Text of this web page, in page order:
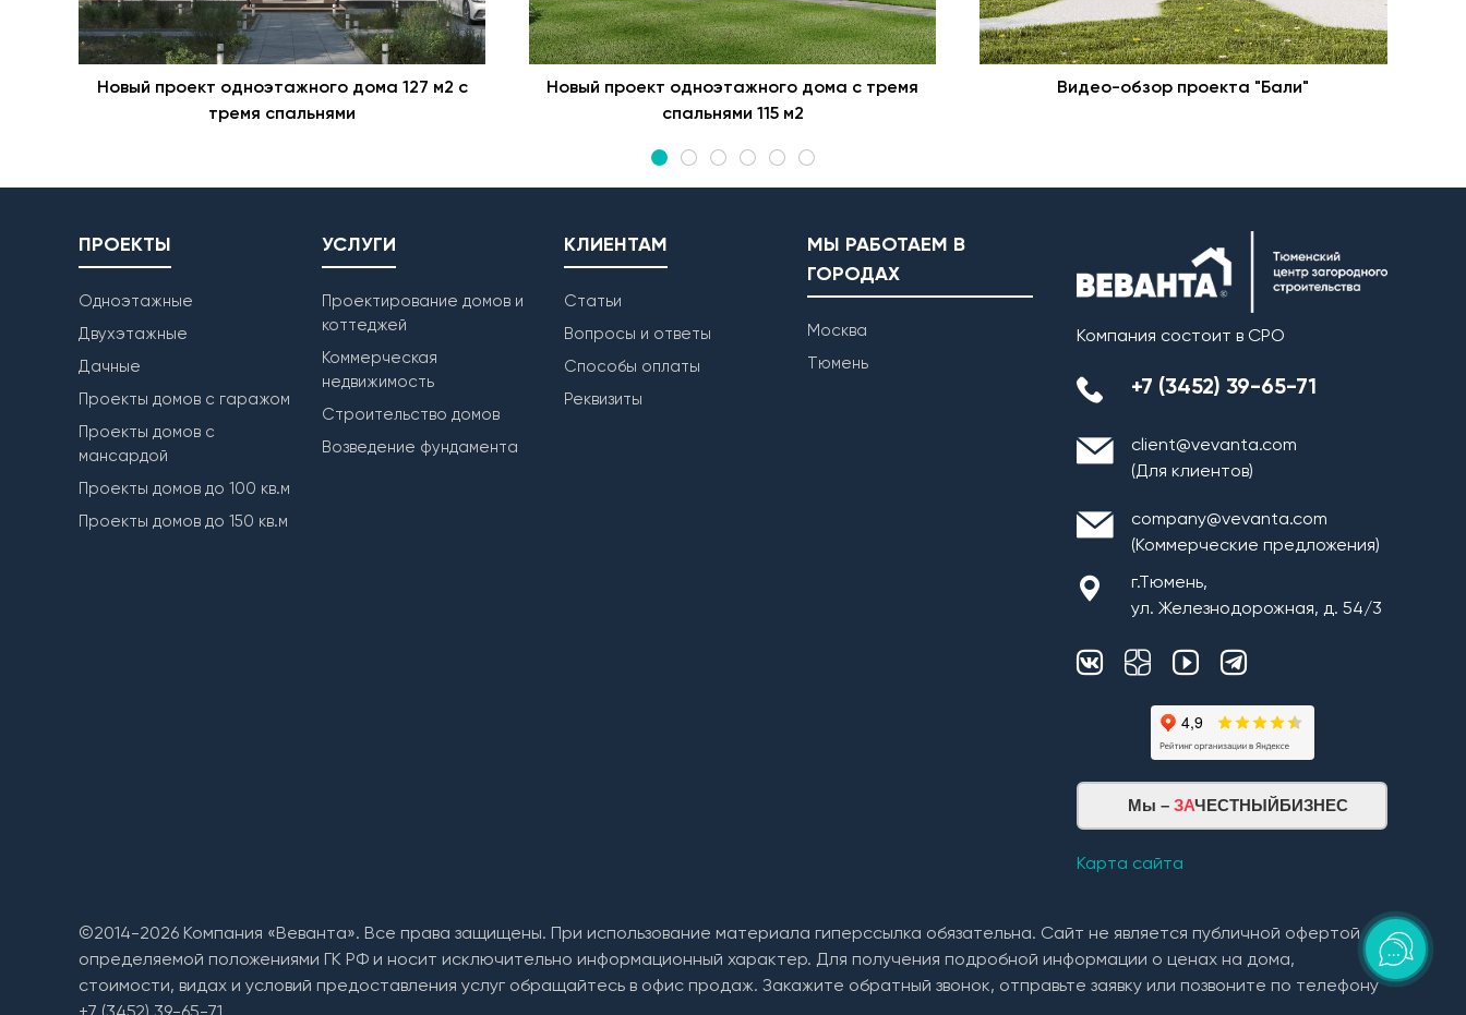
Новый проект одноэтажного дома 127 м2 с
тремя спальнями
Новый проект одноэтажного дома с тремя
спальнями 115 м2
Видео-обзор проекта "Бали"
ПРОЕКТЫ
Одноэтажные
Двухэтажные
Дачные
Проекты домов с гаражом
Проекты домов с
мансардой
Проекты домов до 100 кв.м
Проекты домов до 150 кв.м
УСЛУГИ
Проектирование домов и
коттеджей
Коммерческая
недвижимость
Строительство домов
Возведение фундамента
КЛИЕНТАМ
Статьи
Вопросы и ответы
Способы оплаты
Реквизиты
МЫ РАБОТАЕМ В
ГОРОДАХ
Москва
Тюмень
Компания состоит в СРО
+7 (3452) 39-65-71
client@vevanta.com
(Для клиентов)
company@vevanta.com
(Коммерческие предложения)
г.Тюмень,
ул. Железнодорожная, д. 54/3
Мы – ЗАЧЕСТНЫЙБИЗНЕС
Карта сайта
©2014-2026 Компания «Веванта». Все права защищены. При использование материала гиперссылка обязательна. Сайт не является публичной офертой
определяемой положениями ГК РФ и носит исключительно информационный характер. Для получения подробной информации о ценах на дома,
стоимости, видах и условий предоставления услуг обращайтесь в офис продаж. Закажите обратный звонок, отправьте заявку или позвоните по телефону